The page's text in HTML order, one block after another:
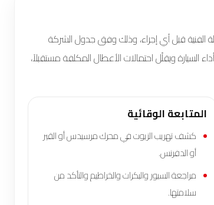
الفنية قبل أي إجراء، وذلكوفق جدول الشركة
ويقلّل احتمالات الأعطال المكلفة مستقبلاً،
المتابعة الوقائية
كشف تهريب الزيوت في محرك مرسيدس أو القير
أو الدفرنس.
مراجعة السيور والبكرات والخراطيم والتأكد من
سلامتها.